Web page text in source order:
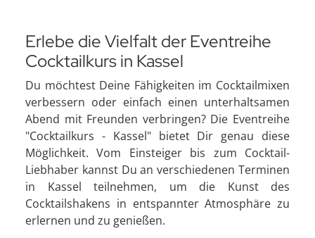
Erlebe die Vielfalt der Eventreihe
Cocktailkurs in Kassel
Du möchtest Deine Fähigkeiten im Cocktailmixen
verbessern oder einfach einen unterhaltsamen
Abend mit Freunden verbringen? Die Eventreihe
"Cocktailkurs - Kassel" bietet Dir genau diese
Möglichkeit. Vom Einsteiger bis zum Cocktail-
Liebhaber kannst Du an verschiedenen Terminen
in Kassel teilnehmen, um die Kunst des
Cocktailshakens in entspannter Atmosphäre zu
erlernen und zu genießen.